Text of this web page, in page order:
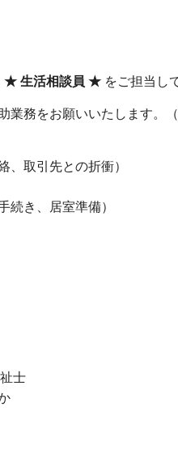
★ 生活相談員 ★ をご担当し
務をお願いいたします。（
、取引先との折衝）
続き、居室準備）
士